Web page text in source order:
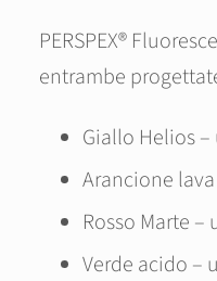
PERSPEX®
entrambe
Giallo Helios
Arancione
Rosso Marte
Verde acido –